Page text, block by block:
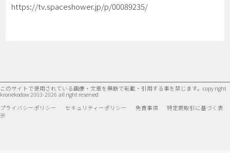
https://tv.spaceshower.jp/p/00089235/
このサイトで使用されている画像・文章を無断で転載・引用する事を禁じます。 copy right
kronekodow 2003-2026 all right reserved
プライバシーポリシー
セキュリティーポリシー 免責事項
特定商取引に基づく表
示